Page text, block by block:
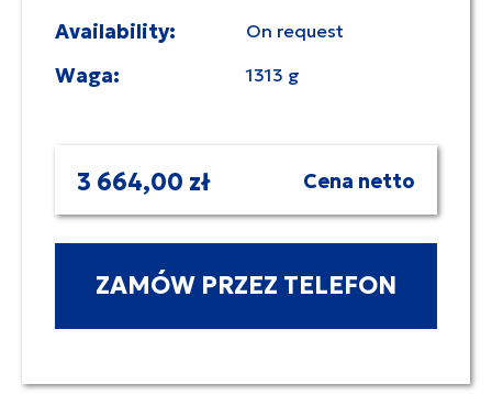
Availability: On request
Waga: 1313 g
3 664,00 zł Cena netto
ZAMÓW PRZEZ TELEFON